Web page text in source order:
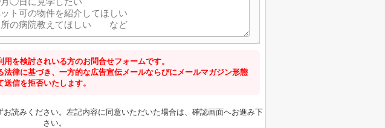
を検討されいる方のお問合せフォームです。
律に基づき、一方的な広告宣伝メールならびにメールマガジン形態
信を拒否いたします。
お読みください。左記内容に同意いただいた場合は、確認画面へお進み下
さい。